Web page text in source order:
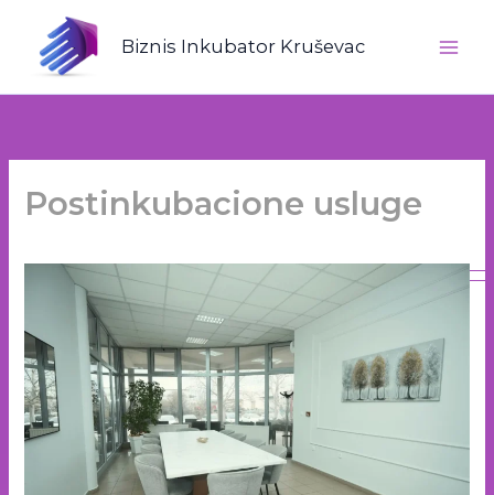
садржај
Biznis Inkubator Kruševac
Postinkubacione usluge